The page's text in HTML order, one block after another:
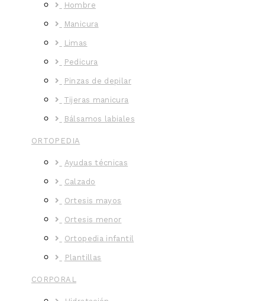
Hombre
Manicura
Limas
Pedicura
Pinzas de depilar
Tijeras manicura
Bálsamos labiales
ORTOPEDIA
Ayudas técnicas
Calzado
Ortesis mayos
Ortesis menor
Ortopedia infantil
Plantillas
CORPORAL